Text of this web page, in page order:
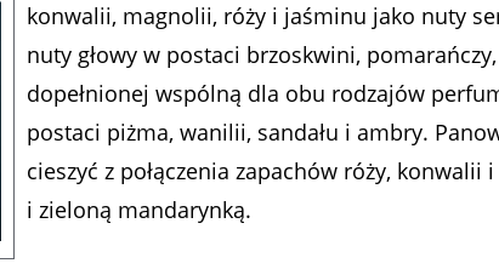
konwalii, magnolii, róży i jaśminu jako nuty
nuty głowy w postaci brzoskwini,
dopełnionej wspólną dla obu rodzajów
postaci piżma, wanilii, sandału i ambry.
cieszyć z połączenia zapachów róży, konwalii
i zieloną mandarynką.